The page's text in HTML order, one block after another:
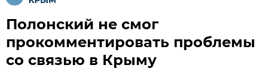
Полонский не смог
прокомментировать проблемы
со связью в Крыму